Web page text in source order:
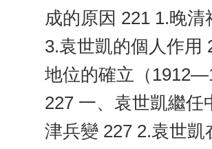
成的原因 221 1.晚
3.袁世凱的個人作
地位的確立（
227 一、袁世凱繼任
津兵變 227 2.袁世